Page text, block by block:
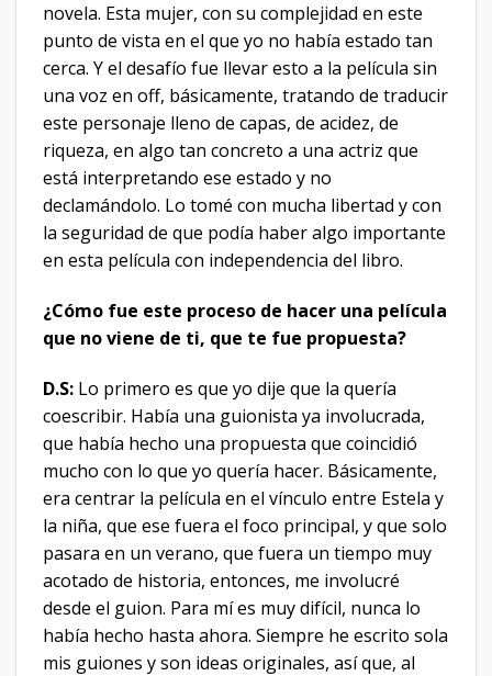
novela. Esta mujer, con su complejidad en este
punto de vista en el que yo no había estado tan
cerca. Y el desafío fue llevar esto a la película sin
una voz en off, básicamente, tratando de traducir
este personaje lleno de capas, de acidez, de
riqueza, en algo tan concreto a una actriz que
está interpretando ese estado y no
declamándolo. Lo tomé con mucha libertad y con
la seguridad de que podía haber algo importante
en esta película con independencia del libro.
¿Cómo fue este proceso de hacer una película
que no viene de ti, que te fue propuesta?
D.S: Lo primero es que yo dije que la quería
coescribir. Había una guionista ya involucrada,
que había hecho una propuesta que coincidió
mucho con lo que yo quería hacer. Básicamente,
era centrar la película en el vínculo entre Estela y
la niña, que ese fuera el foco principal, y que solo
pasara en un verano, que fuera un tiempo muy
acotado de historia, entonces, me involucré
desde el guion. Para mí es muy difícil, nunca lo
había hecho hasta ahora. Siempre he escrito sola
mis guiones y son ideas originales, así que, al